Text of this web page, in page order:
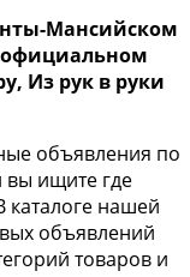
Мансийском
официальном
Из рук в руки
объявления по
ищите где
каталоге нашей
объявлений
товаров и